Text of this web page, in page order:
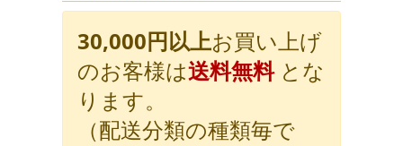
30,000円以上お買い上げ
のお客様は送料無料とな
ります。
（配送分類の種類毎で